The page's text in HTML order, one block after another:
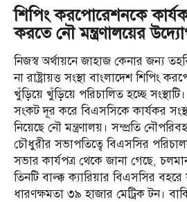
শিপিং করপোরেশনকে
করতে নৌ মন্ত্রণালয়ের
নিজস্ব অর্থায়নে জাহাজ কেনার জন্য
না রাষ্ট্রায়ত্ত সংস্থা বাংলাদেশ শিপিং
খুঁড়িয়ে খুঁড়িয়ে পরিচালিত হচ্ছে
সংকট দূর করে বিএসসিকে কার্যকর
নিয়েছে নৌ মন্ত্রণালয়। সম্প্রতি
চৌধুরীর সভাপতিত্বে বিএসসির
সভার কার্যপত্র থেকে জানা গেছে,
তিনটি বাল্ক্ক ক্যারিয়ার বিএসসির বহরে
ধারণক্ষমতা ৩৯ হাজার মেট্রিক টন।